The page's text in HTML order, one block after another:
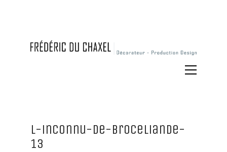
L-inconnu-de-broceliande-
13